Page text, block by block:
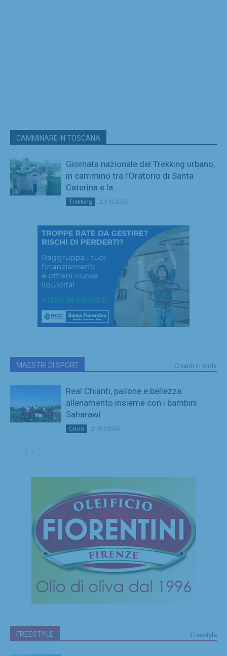
CAMMINARE IN TOSCANA
Giornata nazionale del Trekking urbano,
in cammino tra l’Oratorio di Santa
Caterina e la...
Trekking 27/10/2025
MAESTRI DI SPORT Chianti in Viola
Real Chianti, pallone e bellezza:
allenamento insieme con i bambini
Saharawi
Calcio 21/07/2026
FREESTYLE Freestyle